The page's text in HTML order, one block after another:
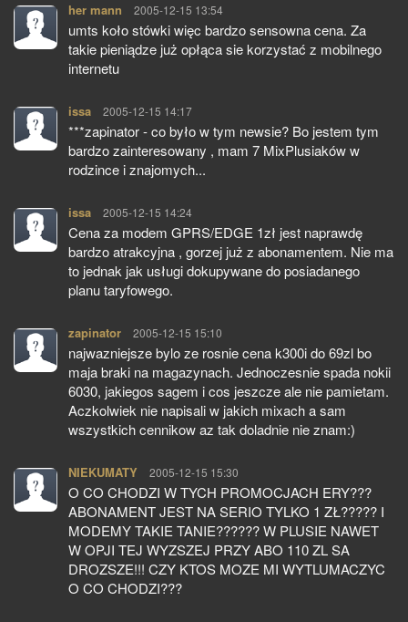
her mann pisze:
2005-12-15 13:54
umts koło stówki więc bardzo sensowna cena. Za
takie pieniądze już opłąca sie korzystać z mobilnego
internetu
issa pisze:
2005-12-15 14:17
***zapinator - co było w tym newsie? Bo jestem tym
bardzo zainteresowany , mam 7 MixPlusiaków w
rodzince i znajomych...
issa pisze:
2005-12-15 14:24
Cena za modem GPRS/EDGE 1zł jest naprawdę
bardzo atrakcyjna , gorzej już z abonamentem. Nie ma
to jednak jak usługi dokupywane do posiadanego
planu taryfowego.
zapinator pisze:
2005-12-15 15:10
najwazniejsze bylo ze rosnie cena k300i do 69zl bo
maja braki na magazynach. Jednoczesnie spada nokii
6030, jakiegos sagem i cos jeszcze ale nie pamietam.
Aczkolwiek nie napisali w jakich mixach a sam
wszystkich cennikow az tak doladnie nie znam:)
NIEKUMATY pisze:
2005-12-15 15:30
O CO CHODZI W TYCH PROMOCJACH ERY???
ABONAMENT JEST NA SERIO TYLKO 1 ZŁ????? I
MODEMY TAKIE TANIE?????? W PLUSIE NAWET
W OPJI TEJ WYZSZEJ PRZY ABO 110 ZL SA
DROZSZE!!! CZY KTOS MOZE MI WYTLUMACZYC
O CO CHODZI???